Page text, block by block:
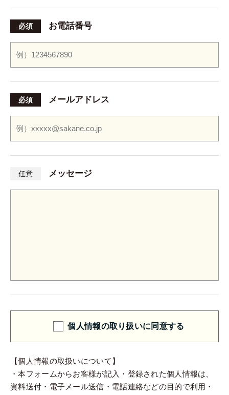
必須 お電話番号
必須 メールアドレス
任意 メッセージ
個人情報の取り扱いに同意する
【個人情報の取扱いについて】
・本フォームからお客様が記入・登録された個人情報は、
資料送付・電子メール送信・電話連絡などの目的で利用・